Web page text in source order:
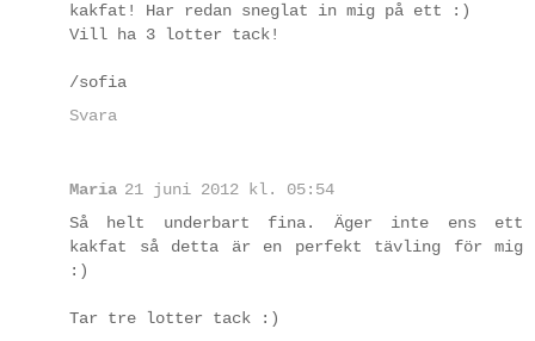
kakfat! Har redan sneglat in mig på ett :)
Vill ha 3 lotter tack!
/sofia
Svara
Maria 21 juni 2012 kl. 05:54
Så helt underbart fina. Äger inte ens ett
kakfat så detta är en perfekt tävling för mig
:)
Tar tre lotter tack :)